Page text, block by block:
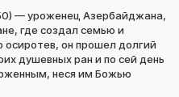
— уроженец Азербайджана,
где создал семью и
осиротев, он прошел долгий
душевных ран и по сей день
неся им Божью